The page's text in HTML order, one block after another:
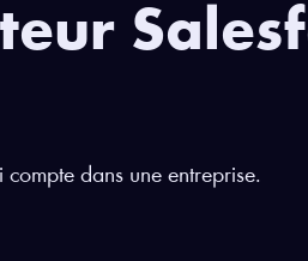
dans une entreprise.